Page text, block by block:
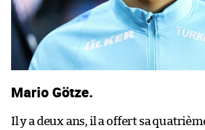
Mario Götze.
Il y a deux ans, il a offert sa